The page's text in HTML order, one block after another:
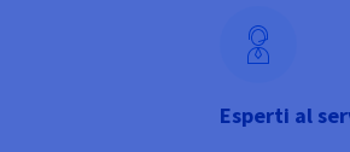
Esperti al